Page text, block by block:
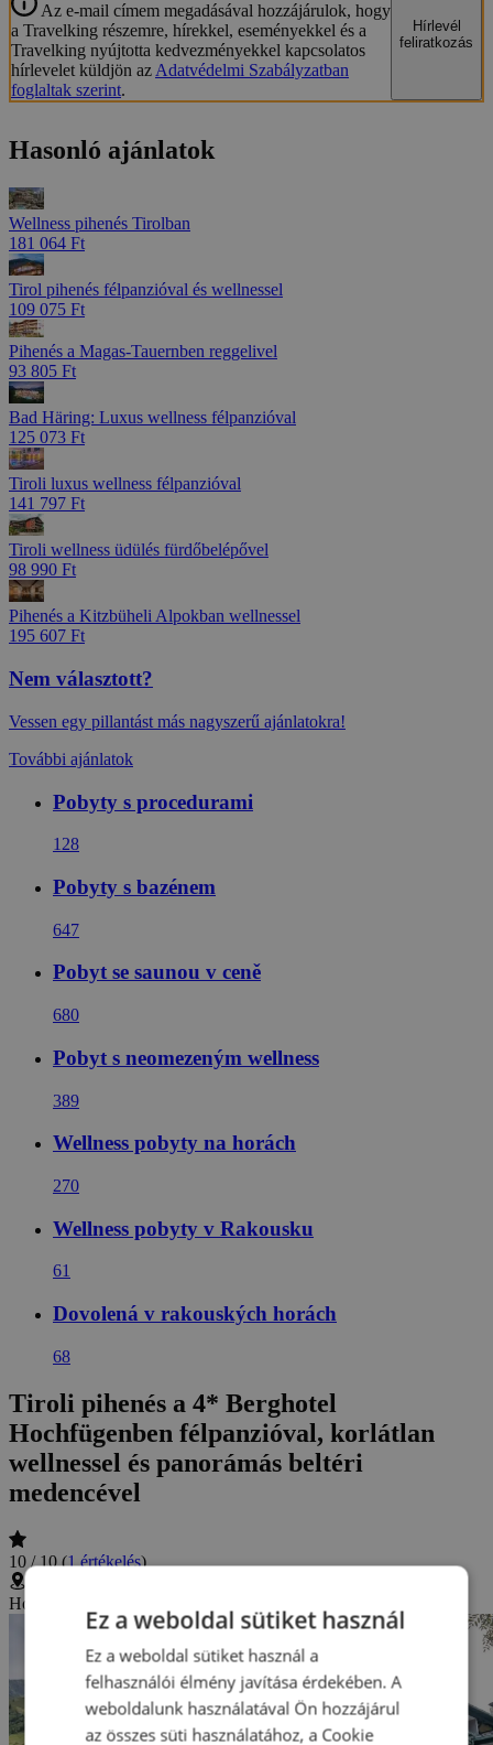
Az e-mail címem megadásával hozzájárulok, hogy
a Travelking részemre, hírekkel, eseményekkel és a
Travelking nyújtotta kedvezményekkel kapcsolatos
hírlevelet küldjön azAdatvédelmi Szabályzatban
foglaltak szerint.
Hírlevél
feliratkozás
Hasonló ajánlatok
Wellness pihenés Tirolban
181 064 Ft
Tirol pihenés félpanzióval és wellnessel
109 075 Ft
Pihenés a Magas-Tauernben reggelivel
93 805 Ft
Bad Häring: Luxus wellness félpanzióval
125 073 Ft
Tiroli luxus wellness félpanzióval
141 797 Ft
Tiroli wellness üdülés fürdőbelépővel
98 990 Ft
Pihenés a Kitzbüheli Alpokban wellnessel
195 607 Ft
Nem választott?
Vessen egy pillantást más nagyszerű ajánlatokra!
További ajánlatok
Pobyty s procedurami
128
Pobyty s bazénem
647
Pobyt se saunou v ceně
680
Pobyt s neomezeným wellness
389
Wellness pobyty na horách
270
Wellness pobyty v Rakousku
61
Dovolená v rakouských horách
68
Tiroli pihenés a 4* Berghotel
Hochfügenben félpanzióval, korlátlan
wellnessel és panorámás beltéri
medencével
10 / 10(1 értékelés)
Hochfügen 27, Hochfügen, Ausztria
Ez a weboldal sütiket használ
Ez a weboldal sütiket használ a
felhasználói élmény javítása érdekében. A
weboldalunk használatával Ön hozzájárul
az összes süti használatához, a Cookie